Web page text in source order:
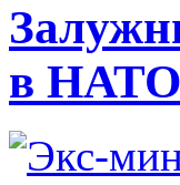
в НАТО